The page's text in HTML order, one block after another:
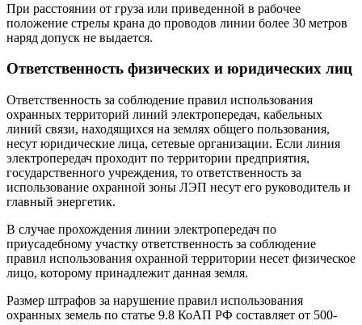
При расстоянии от груза или приведенной в рабочее
положение стрелы крана до проводов линии более 30 метров
наряд допуск не выдается.
Ответственность физических и юридических лиц
Ответственность за соблюдение правил использования
охранных территорий линий электропередач, кабельных
линий связи, находящихся на землях общего пользования,
несут юридические лица, сетевые организации. Если линия
электропередач проходит по территории предприятия,
государственного учреждения, то ответственность за
использование охранной зоны ЛЭП несут его руководитель и
главный энергетик.
В случае прохождения линии электропередач по
приусадебному участку ответственность за соблюдение
правил использования охранной территории несет физическое
лицо, которому принадлежит данная земля.
Размер штрафов за нарушение правил использования
охранных земель по статье 9.8 КоАП РФ составляет от 500-